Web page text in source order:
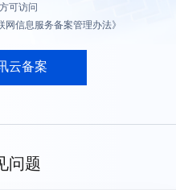
可访问
信息服务备案管理办法》
云备案
问题